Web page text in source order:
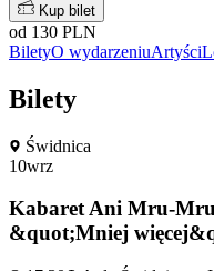
Kup bilet
od 130 PLN
BiletyO wydarzeniuArtyści
Bilety
Świdnica
10wrz
Kabaret Ani Mru-
&quot;Mniej